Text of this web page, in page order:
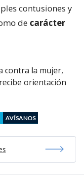
contusiones y
de carácter
contra la mujer,
orientación
AVÍSANOS